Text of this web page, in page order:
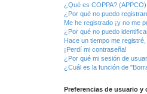
¿Qué es COPPA? (APPCO)
¿Por qué no puedo
Me he registrado ¡y no me
¿Por qué no puedo
Hace un tiempo me
¡Perdí mi contraseña!
¿Por qué mi sesión de
¿Cuál es la función de
Preferencias de usuario y